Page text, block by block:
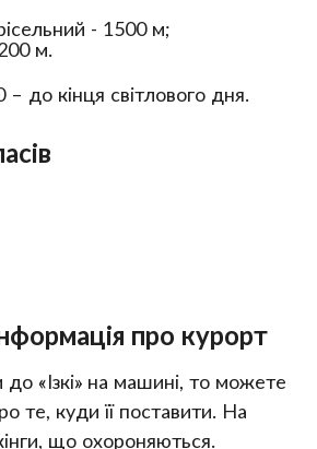
- 1500 м;
м.
до кінця світлового дня.
про курорт
«Ізкі» на машині, то можете
те, куди її поставити. На
що охороняються.